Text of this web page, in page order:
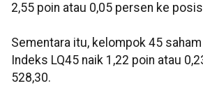
2,55 poin atau 0,05 persen ke
Sementara itu, kelompok 45
Indeks LQ45 naik 1,22 poin atau
528,30.